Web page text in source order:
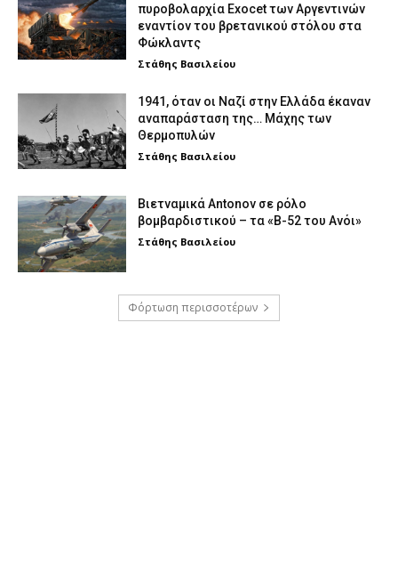
πυροβολαρχία Exocet των Αργεντινών
εναντίον του βρετανικού στόλου στα
Φώκλαντς
Στάθης Βασιλείου
1941, όταν οι Ναζί στην Ελλάδα έκαναν
αναπαράσταση της… Μάχης των
Θερμοπυλών
Στάθης Βασιλείου
Βιετναμικά Antonov σε ρόλο
βομβαρδιστικού – τα «Β-52 του Ανόι»
Στάθης Βασιλείου
Φόρτωση περισσοτέρων